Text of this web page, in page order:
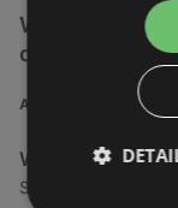
Weitere
der Nähe
ADRESSE
Woolworth
Strandstraße 41 -